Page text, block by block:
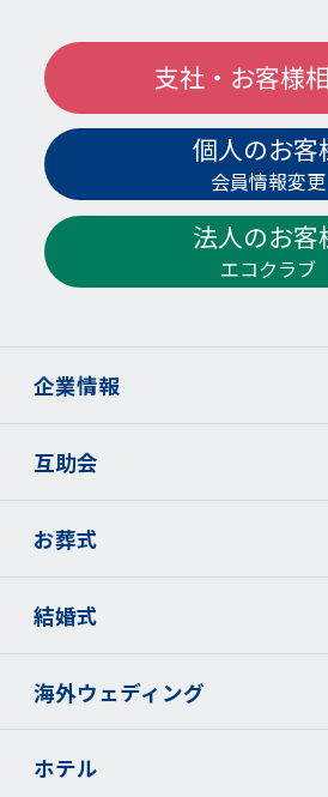
支社・お客様
個人のお客
会員情報変更
法人のお客
エコクラブ
企業情報
互助会
お葬式
結婚式
海外ウェディング
ホテル